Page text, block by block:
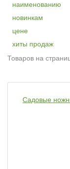
наименованию
новинкам
цене
хиты продаж
Товаров на
Садовые